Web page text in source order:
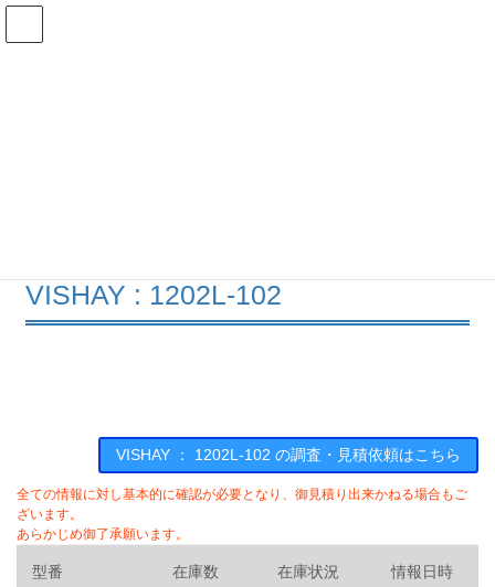
コ
ナ
VISHAY : 1202L-102
VISHAY ： 1202L-102 の調査・見積依頼はこちら
全ての情報に対し基本的に確認が必要となり、御見積り出来かねる場合もご
ざいます。
あらかじめ御了承願います。
型番 在庫数 在庫状況 情報日時